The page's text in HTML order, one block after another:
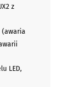
z
(awaria
LED,